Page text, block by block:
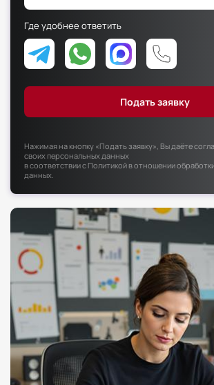
Факультет психологии
Факультет рекламы и связей с
Где удобнее ответить
Нажимая на кнопку «Подать заявку», Вы даёте
своих персональных данных
в соответствии сПолитикой в отношении
данных.